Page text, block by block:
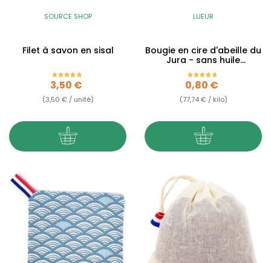
SOURCE SHOP
Filet à savon en sisal
Prix
3,50 €
(3,50 € / unité)
LUEUR
Bougie en cire d'abeille du
Jura - sans huile
essentielle
Prix
0,80 €
(77,74 € / kilo)